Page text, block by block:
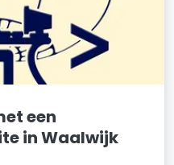
een
in Waalwijk